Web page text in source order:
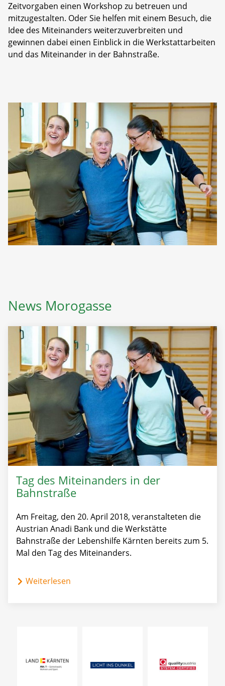
Zeitvorgaben einen Workshop zu betreuen und
mitzugestalten. Oder Sie helfen mit einem Besuch, die
Idee des Miteinanders weiterzuverbreiten und
gewinnen dabei einen Einblick in die Werkstattarbeiten
und das Miteinander in der Bahnstraße.
News Morogasse
Tag des Miteinanders in der
Bahnstraße
Am Freitag, den 20. April 2018, veranstalteten die
Austrian Anadi Bank und die Werkstätte
Bahnstraße der Lebenshilfe Kärnten bereits zum 5.
Mal den Tag des Miteinanders.
Weiterlesen